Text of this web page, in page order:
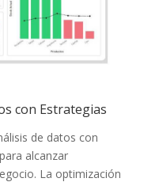
con Estrategias
de datos con
alcanzar
La optimización